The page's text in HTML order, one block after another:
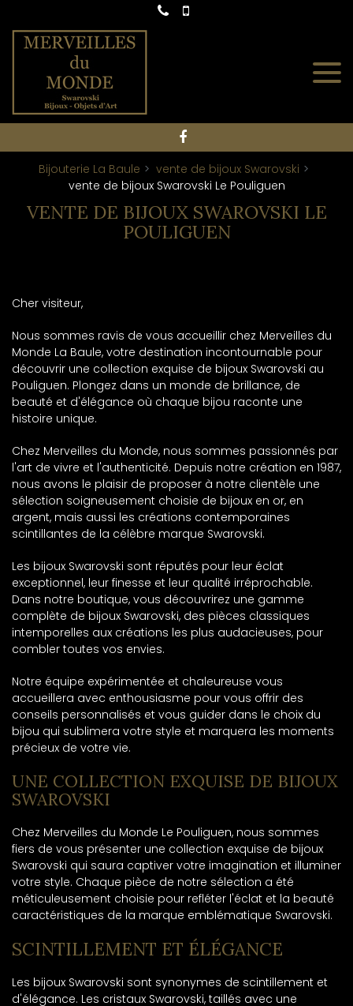
Bijouterie La Baule
vente de bijoux Swarovski
vente de bijoux Swarovski Le Pouliguen
VENTE DE BIJOUX SWAROVSKI LE
POULIGUEN
Cher visiteur,
Nous sommes ravis de vous accueillir chez Merveilles du
Monde La Baule, votre destination incontournable pour
découvrir une collection exquise de bijoux Swarovski au
Pouliguen. Plongez dans un monde de brillance, de
beauté et d'élégance où chaque bijou raconte une
histoire unique.
Chez Merveilles du Monde, nous sommes passionnés par
l'art de vivre et l'authenticité. Depuis notre création en 1987,
nous avons le plaisir de proposer à notre clientèle une
sélection soigneusement choisie de bijoux en or, en
argent, mais aussi les créations contemporaines
scintillantes de la célèbre marque Swarovski.
Les bijoux Swarovski sont réputés pour leur éclat
exceptionnel, leur finesse et leur qualité irréprochable.
Dans notre boutique, vous découvrirez une gamme
complète de bijoux Swarovski, des pièces classiques
intemporelles aux créations les plus audacieuses, pour
combler toutes vos envies.
Notre équipe expérimentée et chaleureuse vous
accueillera avec enthousiasme pour vous offrir des
conseils personnalisés et vous guider dans le choix du
bijou qui sublimera votre style et marquera les moments
précieux de votre vie.
UNE COLLECTION EXQUISE DE BIJOUX
SWAROVSKI
Chez Merveilles du Monde Le Pouliguen, nous sommes
fiers de vous présenter une collection exquise de bijoux
Swarovski qui saura captiver votre imagination et illuminer
votre style. Chaque pièce de notre sélection a été
méticuleusement choisie pour refléter l'éclat et la beauté
caractéristiques de la marque emblématique Swarovski.
SCINTILLEMENT ET ÉLÉGANCE
Les bijoux Swarovski sont synonymes de scintillement et
d'élégance. Les cristaux Swarovski, taillés avec une
Panneau de gestion des cookies